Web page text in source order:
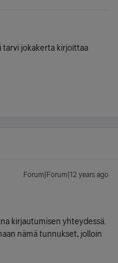
tarvi jokakerta kirjoittaa
Forum|Forum|12 years ago
kirjautumisen yhteydessä.
nämä tunnukset, jolloin